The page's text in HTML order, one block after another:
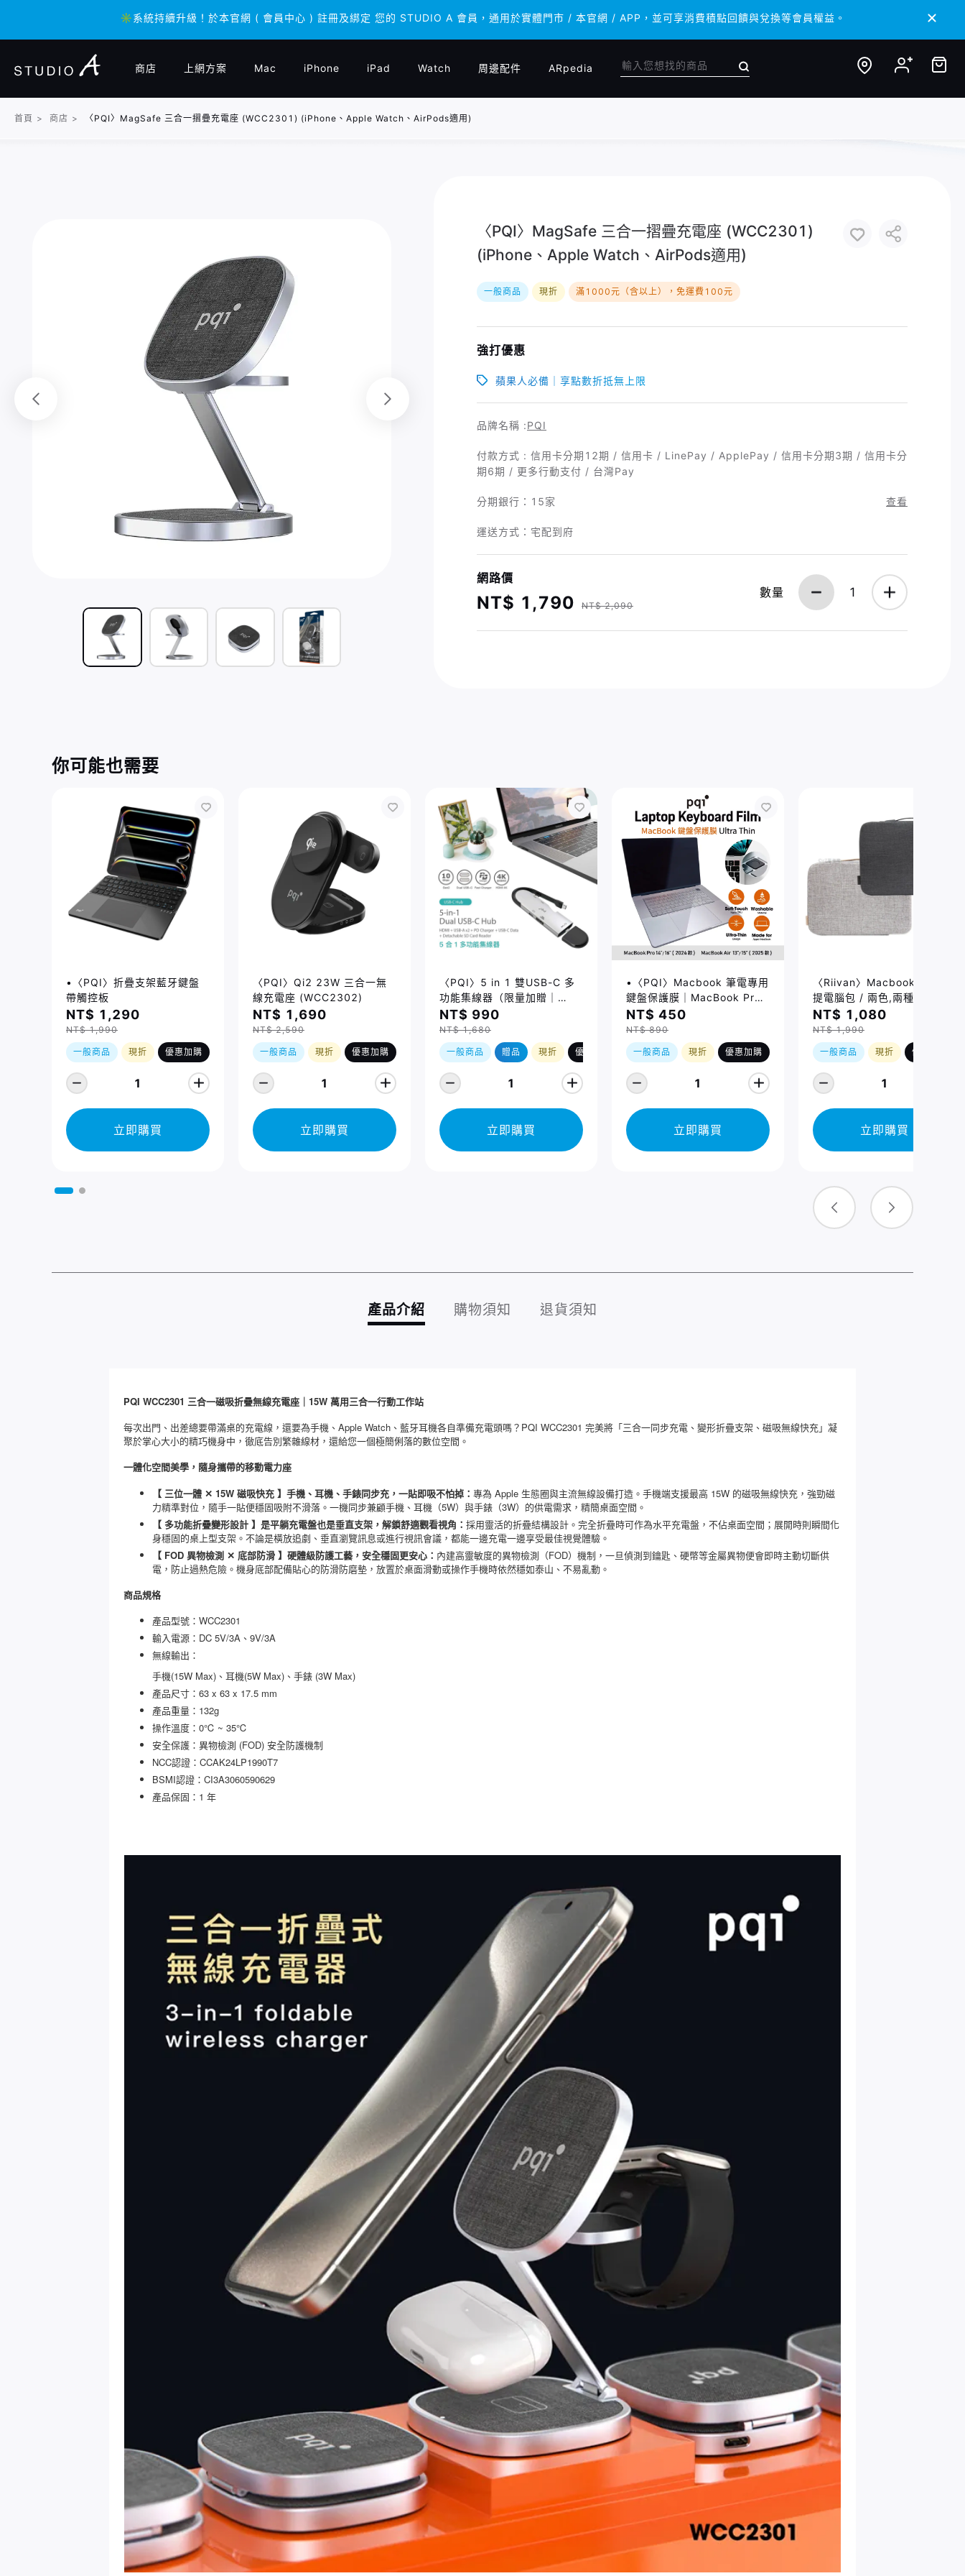
✳️系統持續升級！於本官網 ( 會員中心 ) 註冊及綁定 您的 STUDIO A 會員，通用於實體門市 / 本官網 / APP，並可享消費積點回饋與兌換等會員權益。
✳️系統持續升級！於本官網 ( 會員中心 ) 註冊及綁定 您的 STUDIO A 會員，通用於實體門市 / 本官網 / APP，並可享消費積點回饋與兌換等會員權益。
商店 上網方案 Mac iPhone iPad Watch 周邊配件 ARpedia
首頁 > 商店 > 〈PQI〉MagSafe 三合一摺疊充電座 (WCC2301) (iPhone、Apple Watch、AirPods適用)
〈PQI〉MagSafe 三合一摺疊充電座 (WCC2301)
(iPhone、Apple Watch、AirPods適用)
一般商品 現折 滿1000元（含以上），免運費100元
強打優惠
蘋果人必備｜享點數折抵無上限
品牌名稱 :PQI
付款方式 : 信用卡分期12期 / 信用卡 / LinePay / ApplePay / 信用卡分期3期 / 信用卡分
期6期 / 更多行動支付 / 台灣Pay
分期銀行： 15家 查看
運送方式：宅配到府
網路價
NT$ 1,790 NT$ 2,090
數量 1
你可能也需要
•〈PQI〉折疊支架藍牙鍵盤
帶觸控板
NT$ 1,290
NT$ 1,990
一般商品 現折 優惠加購
1
立即購買
〈PQI〉Qi2 23W 三合一無
線充電座 (WCC2302)
NT$ 1,690
NT$ 2,590
一般商品 現折 優惠加購
1
立即購買
〈PQI〉5 in 1 雙USB-C 多
功能集線器（限量加贈｜
U988 class 10 Micro SD
記憶卡 64GB，附 SD 轉卡）
NT$ 990
NT$ 1,680
一般商品 贈品 現折 優惠加購
1
立即購買
•〈PQI〉Macbook 筆電專用
鍵盤保護膜｜MacBook Pro
14/16吋 (2021-2026)、
MacBook Air 13/15吋
(2026) 適用
NT$ 450
NT$ 890
一般商品 現折 優惠加購
1
立即購買
〈Riivan〉Macbook 防震手
提電腦包 / 兩色,兩種規格
NT$ 1,080
NT$ 1,990
一般商品 現折 優惠加購
1
立即購買
產品介紹 購物須知 退貨須知
PQI WCC2301 三合一磁吸折疊無線充電座｜15W 萬用三合一行動工作站
每次出門、出差總要帶滿桌的充電線，還要為手機、Apple Watch、藍牙耳機各自準備充電頭嗎？PQI WCC2301 完美將「三合一同步充電、變形折疊支架、磁吸無線快充」凝
聚於掌心大小的精巧機身中，徹底告別繁雜線材，還給您一個極簡俐落的數位空間。
一體化空間美學，隨身攜帶的移動電力座
【 三位一體 ✕ 15W 磁吸快充 】手機、耳機、手錶同步充，一貼即吸不怕掉： 專為 Apple 生態圈與主流無線設備打造。手機端支援最高 15W 的磁吸無線快充，強勁磁
力精準對位，隨手一貼便穩固吸附不滑落。一機同步兼顧手機、耳機（5W）與手錶（3W）的供電需求，精簡桌面空間。
【 多功能折疊變形設計 】是平躺充電盤也是垂直支架，解鎖舒適觀看視角： 採用靈活的折疊結構設計。完全折疊時可作為水平充電盤，不佔桌面空間；展開時則瞬間化
身穩固的桌上型支架。不論是橫放追劇、垂直瀏覽訊息或進行視訊會議，都能一邊充電一邊享受最佳視覺體驗。
【 FOD 異物檢測 ✕ 底部防滑 】硬體級防護工藝，安全穩固更安心： 內建高靈敏度的異物檢測（FOD）機制，一旦偵測到鑰匙、硬幣等金屬異物便會即時主動切斷供
電，防止過熱危險。機身底部配備貼心的防滑防磨墊，放置於桌面滑動或操作手機時依然穩如泰山、不易亂動。
商品規格
產品型號：WCC2301
輸入電源：DC 5V/3A、9V/3A
無線輸出：
手機(15W Max)、耳機(5W Max)、手錶 (3W Max)
產品尺寸：63 x 63 x 17.5 mm
產品重量：132g
操作溫度：0℃ ~ 35℃
安全保護：異物檢測 (FOD) 安全防護機制
NCC認證：CCAK24LP1990T7
BSMI認證：CI3A3060590629
產品保固：1 年